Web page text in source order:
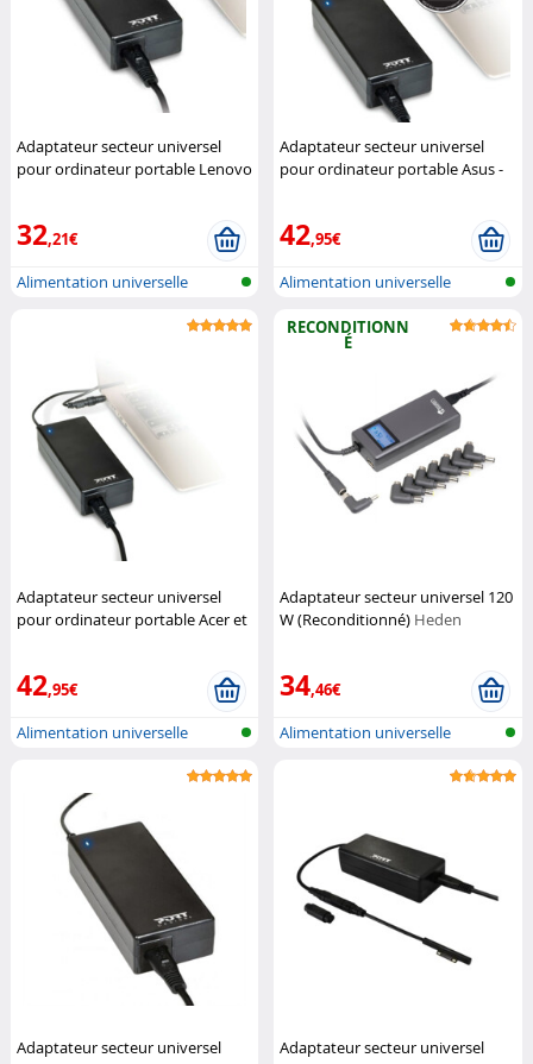
Adaptateur secteur universel
pour ordinateur portable Lenovo
32,21€
Alimentation universelle
Adaptateur secteur universel
pour ordinateur portable Asus -
42,95€
Alimentation universelle
Adaptateur secteur universel
pour ordinateur portable Acer et
42,95€
Alimentation universelle
RECONDITIONN
É
Adaptateur secteur universel 120
W (Reconditionné) Heden
34,46€
Alimentation universelle
Adaptateur secteur universel
Adaptateur secteur universel